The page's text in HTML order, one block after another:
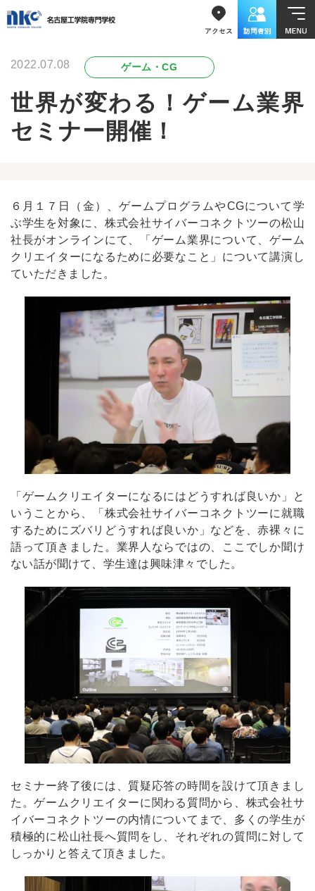
2022.07.08 ゲーム・CG
世界が変わる！ゲーム業界
セミナー開催！
６月１７日（金）、ゲームプログラムやCGについて学
ぶ学生を対象に、株式会社サイバーコネクトツーの松山
社長がオンラインにて、「ゲーム業界について、ゲーム
クリエイターになるために必要なこと」について講演し
ていただきました。
「ゲームクリエイターになるにはどうすれば良いか」と
いうことから、「株式会社サイバーコネクトツーに就職
するためにズバリどうすれば良いか」などを、赤裸々に
語って頂きました。業界人ならではの、ここでしか聞け
ない話が聞けて、学生達は興味津々でした。
セミナー終了後には、質疑応答の時間を設けて頂きまし
た。ゲームクリエイターに関わる質問から、株式会社サ
イバーコネクトツーの内情についてまで、多くの学生が
積極的に松山社長へ質問をし、それぞれの質問に対して
しっかりと答えて頂きました。